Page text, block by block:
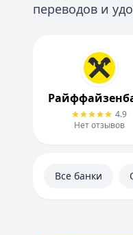
переводов и
Личный кабинет
Полезная
4.9
Нет отзывов
Все банки